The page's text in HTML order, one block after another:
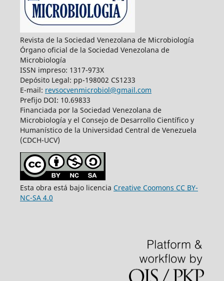
Revista de la Sociedad Venezolana de Microbiología
Órgano oficial de la Sociedad Venezolana de
Microbiología
ISSN impreso: 1317-973X
Depósito Legal: pp-198002 CS1233
E-mail: revsocvenmicrobiol@gmail.com
Prefijo DOI: 10.69833
Financiada por la Sociedad Venezolana de
Microbiología y el Consejo de Desarrollo Científico y
Humanístico de la Universidad Central de Venezuela
(CDCH-UCV)
Esta obra está bajo licencia Creative Coomons CC BY-
NC-SA 4.0